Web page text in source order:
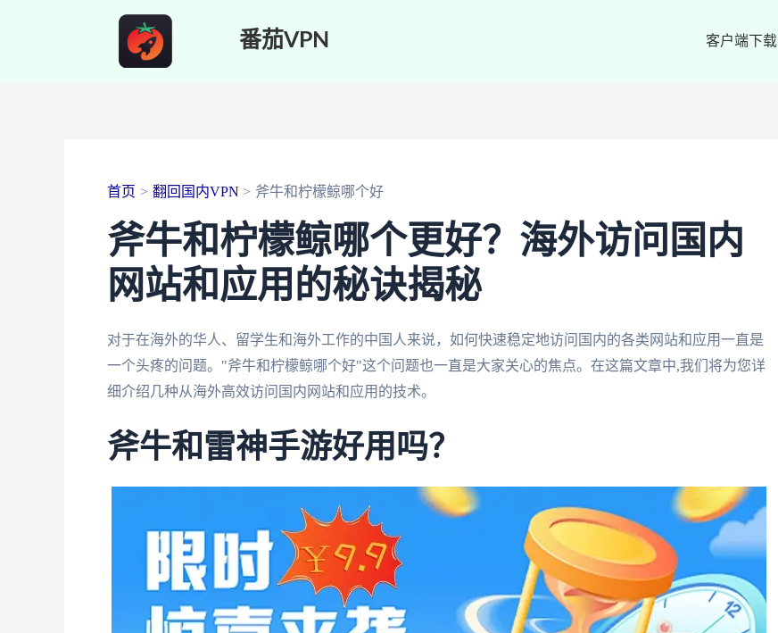
番茄VPN 客户端下载
首页 翻回国内VPN 斧牛和柠檬鲸哪个好
斧牛和柠檬鲸哪个更好？海外访问国内
网站和应用的秘诀揭秘
对于在海外的华人、留学生和海外工作的中国人来说，如何快速稳定地访问国内的各类网站和应用一直是
一个头疼的问题。"斧牛和柠檬鲸哪个好"这个问题也一直是大家关心的焦点。在这篇文章中,我们将为您详
细介绍几种从海外高效访问国内网站和应用的技术。
斧牛和雷神手游好用吗？